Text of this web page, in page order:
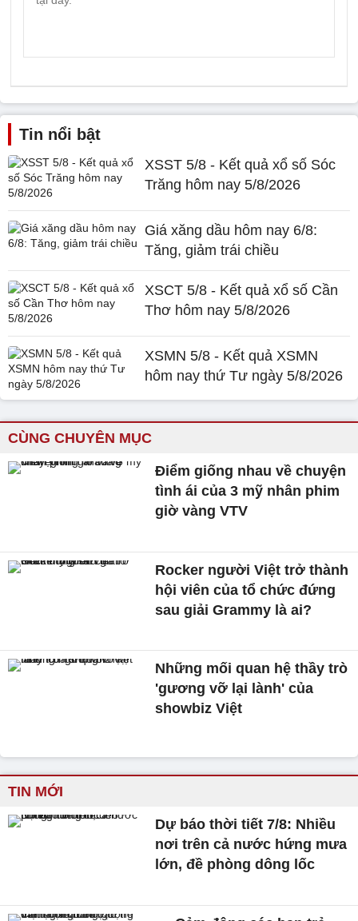
Tin nổi bật
XSST 5/8 - Kết quả xổ số Sóc
Trăng hôm nay 5/8/2026
Giá xăng dầu hôm nay 6/8:
Tăng, giảm trái chiều
XSCT 5/8 - Kết quả xổ số Cần
Thơ hôm nay 5/8/2026
XSMN 5/8 - Kết quả XSMN
hôm nay thứ Tư ngày 5/8/2026
CÙNG CHUYÊN MỤC
Điểm giống nhau về chuyện
tình ái của 3 mỹ nhân phim
giờ vàng VTV
Rocker người Việt trở thành
hội viên của tổ chức đứng
sau giải Grammy là ai?
Những mối quan hệ thầy trò
'gương vỡ lại lành' của
showbiz Việt
TIN MỚI
Dự báo thời tiết 7/8: Nhiều
nơi trên cả nước hứng mưa
lớn, đề phòng dông lốc